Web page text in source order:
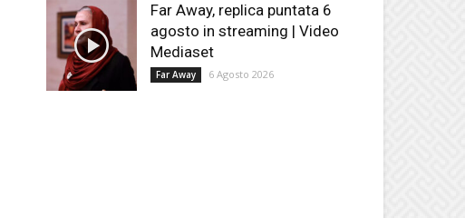
Far Away, replica puntata 6
agosto in streaming | Video
Mediaset
Far Away 6 Agosto 2026